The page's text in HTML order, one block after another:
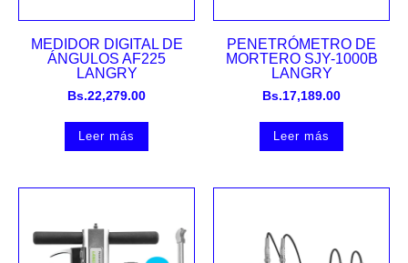
MEDIDOR DIGITAL DE
ÁNGULOS AF225
LANGRY
Bs.22,279.00
Leer más
PENETRÓMETRO DE
MORTERO SJY-1000B
LANGRY
Bs.17,189.00
Leer más